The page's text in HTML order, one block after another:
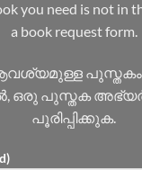
you need is not in
a book request form.
ഒരു പുസ്തക
പൂരിപ്പിക്കുക.